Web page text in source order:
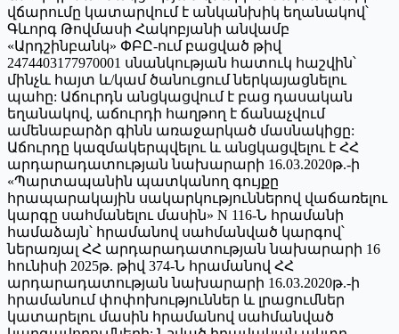
վճարումը կատարվում է անկանխիկ եղանակով՝
Գևորգ Թովմասի Հակոբյանի անվամբ
«Արդշինբանկ» ՓԲԸ-ում բացված թիվ
2474403177970001 սնանկության հատուկ հաշվին՝
մինչև հայտ և/կամ ծանուցում ներկայացնելու
պահը: Աճուրդն անցկացվում է բաց դասական
եղանակով, աճուրդի հաղթող է ճանաչվում
ամենաբարձր գինն առաջարկած մասնակիցը:
Աճուրդը կազմակերպվելու և անցկացվելու է ՀՀ
արդարադատության նախարարի 16.03.2020թ.-ի
«Պարտապանին պատկանող գույքը
հրապարակային սակարկություններով վաճառելու
կարգը սահմանելու մասին» N 116-Ն հրամանի
համաձայն՝ հրամանով սահմանված կարգով՝
ներառյալ ՀՀ արդարադատության նախարարի 16
հունիսի 2025թ. թիվ 374-Ն հրամանով ՀՀ
արդարադատության նախարարի 16.03.2020թ.-ի
հրամանում փոփոխություններ և լրացումներ
կատարելու մասին հրամանով սահմանված